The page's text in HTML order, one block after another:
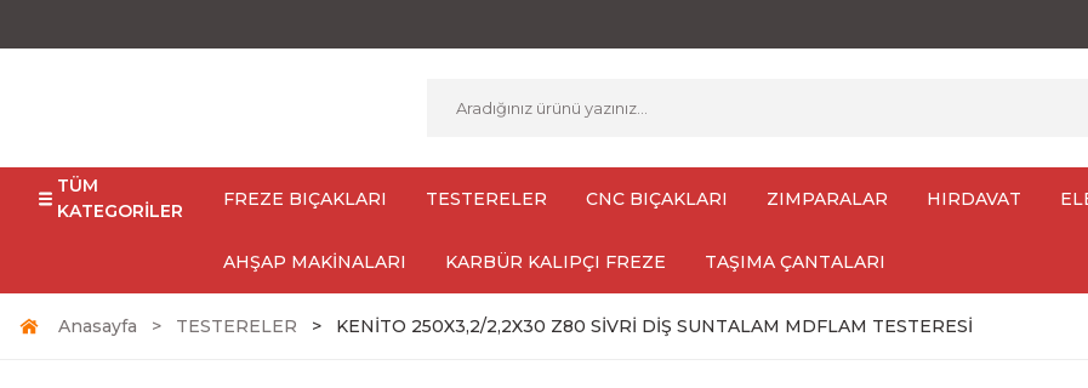
TÜM
KATEGORİLER
FREZE BIÇAKLARI TESTERELER CNC BIÇAKLARI ZIMPARALAR HIRDAVAT
AHŞAP MAKİNALARI KARBÜR KALIPÇI FREZE TAŞIMA ÇANTALARI
Anasayfa TESTERELER KENİTO 250X3,2/2,2X30 Z80 SİVRİ DİŞ SUNTALAM MDFLAM TESTERESİ